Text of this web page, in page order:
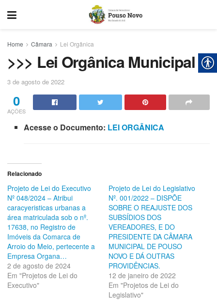
Home Câmara Lei Orgânica
>>> Lei Orgânica Municipal
3 de agosto de 2022
0
AÇÕES
Acesse o Documento: LEI ORGÂNICA
Relacionado
Projeto de Lei do Executivo
Nº 048/2024 – Atribui
caracyeristicas urbanas a
área matriculada sob o nº.
17638, no Registro de
Imóveis da Comarca de
Arroio do Meio, pertecente a
Empresa Organa…
2 de agosto de 2024
Em "Projetos de Lei do
Executivo"
Projeto de Lei do Legislativo
Nº. 001/2022 – DISPÕE
SOBRE O REAJUSTE DOS
SUBSÍDIOS DOS
VEREADORES, E DO
PRESIDENTE DA CÂMARA
MUNICIPAL DE POUSO
NOVO E DÁ OUTRAS
PROVIDÊNCIAS.
12 de janeiro de 2022
Em "Projetos de Lei do
Legislativo"